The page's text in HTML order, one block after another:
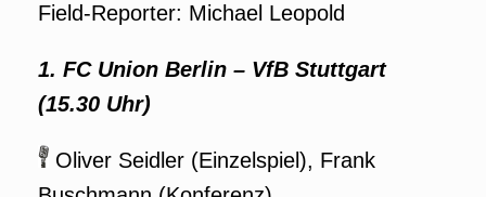
Field-Reporter: Michael Leopold
1. FC Union Berlin – VfB Stuttgart
(15.30 Uhr)
Oliver Seidler (Einzelspiel), Frank